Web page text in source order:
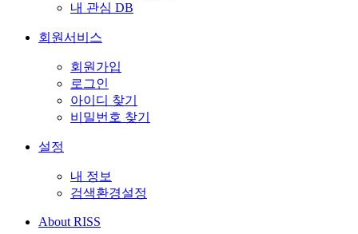
내 관심 DB
회원서비스
회원가입
로그인
아이디 찾기
비밀번호 찾기
설정
내 정보
검색환경설정
About RISS